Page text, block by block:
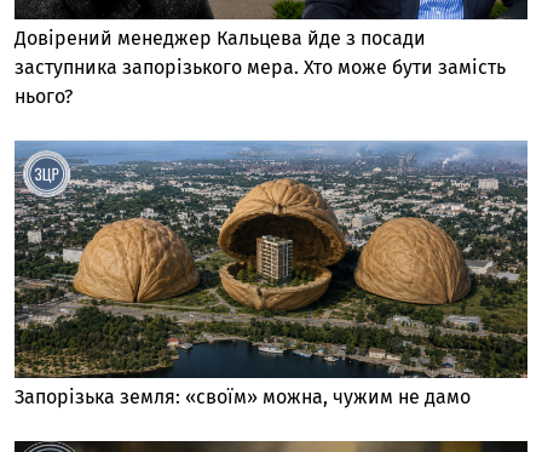
Довірений менеджер Кальцева йде з посади
заступника запорізького мера. Хто може бути замість
нього?
Запорізька земля: «своїм» можна, чужим не дамо